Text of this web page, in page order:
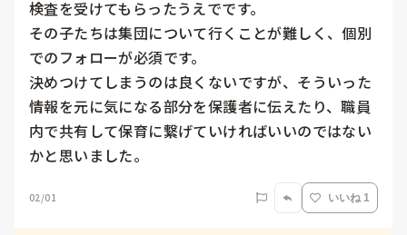
検査を受けてもらったうえでです。
その子たちは集団について行くことが難しく、個別
でのフォローが必須です。
決めつけてしまうのは良くないですが、そういった
情報を元に気になる部分を保護者に伝えたり、職員
内で共有して保育に繋げていければいいのではない
かと思いました。
02/01 いいね 1